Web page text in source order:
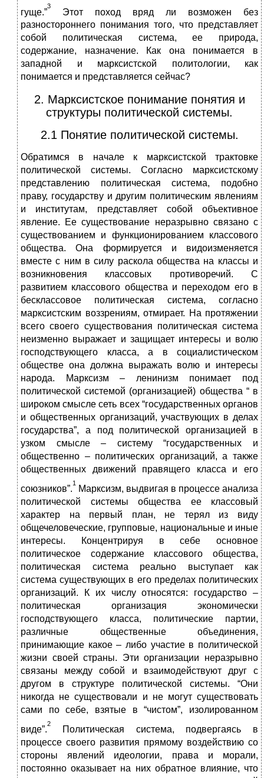
гуще.”
3
Этот поход вряд ли возможен без
разностороннего понимания того, что представляет
собой политическая система, ее природа,
содержание, назначение. Как она понимается в
западной и марксистской политологии, как
понимается и представляется сейчас?
2. Марксистское понимание понятия и
структуры политической системы.
2.1 Понятие политической системы.
Обратимся в начале к марксистской трактовке
политической системы. Согласно марксистскому
представлению политическая система, подобно
праву, государству и другим политическим явлениям
и институтам, представляет собой объективное
явление. Ее существование неразрывно связано с
существованием и функционированием классового
общества. Она формируется и видоизменяется
вместе с ним в силу раскола общества на классы и
возникновения классовых противоречий. С
развитием классового общества и переходом его в
бесклассовое политическая система, согласно
марксистским воззрениям, отмирает. На протяжении
всего своего существования политическая система
неизменно выражает и защищает интересы и волю
господствующего класса, а в социалистическом
обществе она должна выражать волю и интересы
народа. Марксизм – ленинизм понимает под
политической системой (организацией) общества “ в
широком смысле сеть всех “государственных органов
и общественных организаций, участвующих в делах
государства”, а под политической организацией в
узком смысле – систему “государственных и
общественно – политических организаций, а также
общественных движений правящего класса и его
союзников”.
1
Марксизм, выдвигая в процессе анализа
политической системы общества ее классовый
характер на первый план, не терял из виду
общечеловеческие, групповые, национальные и иные
интересы. Концентрируя в себе основное
политическое содержание классового общества,
политическая система реально выступает как
система существующих в его пределах политических
организаций. К их числу относятся: государство –
политическая организация экономически
господствующего класса, политические партии,
различные общественные объединения,
принимающие какое – либо участие в политической
жизни своей страны. Эти организации неразрывно
связаны между собой и взаимодействуют друг с
другом в структуре политической системы. “Они
никогда не существовали и не могут существовать
сами по себе, взятые в “чистом”, изолированном
виде”.
2
Политическая система, подвергаясь в
процессе своего развития прямому воздействию со
стороны явлений идеологии, права и морали,
постоянно оказывает на них обратное влияние, что